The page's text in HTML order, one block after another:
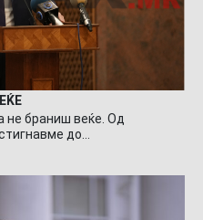
не браниш веќе. Од
до…